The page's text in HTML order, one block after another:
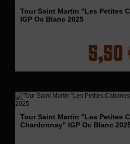
Tour Saint Martin "Les Petites
IGP Oc Blanc 2025
5,50
Tour Saint Martin "Les Petites
Chardonnay" IGP Oc Blanc